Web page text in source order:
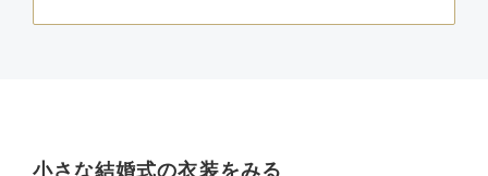
小さな結婚式の衣装をみる